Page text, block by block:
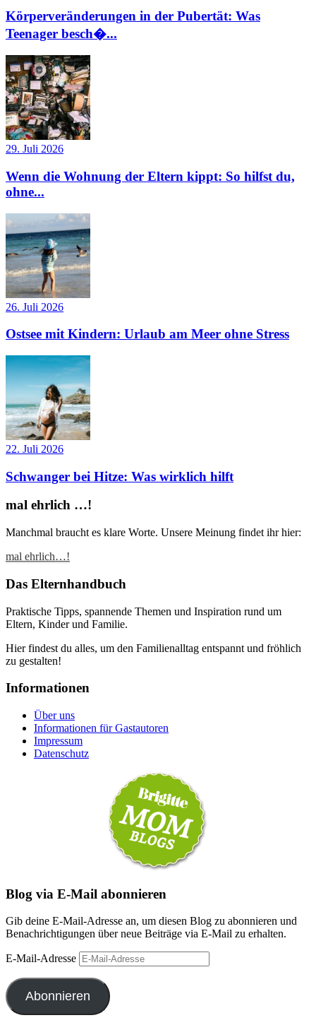
Körperveränderungen in der Pubertät: Was
Teenager besch�...
29. Juli 2026
Wenn die Wohnung der Eltern kippt: So hilfst du,
ohne...
26. Juli 2026
Ostsee mit Kindern: Urlaub am Meer ohne Stress
22. Juli 2026
Schwanger bei Hitze: Was wirklich hilft
mal ehrlich …!
Manchmal braucht es klare Worte. Unsere Meinung findet ihr hier:
mal ehrlich…!
Das Elternhandbuch
Praktische Tipps, spannende Themen und Inspiration rund um
Eltern, Kinder und Familie.
Hier findest du alles, um den Familienalltag entspannt und fröhlich
zu gestalten!
Informationen
Über uns
Informationen für Gastautoren
Impressum
Datenschutz
Blog via E-Mail abonnieren
Gib deine E-Mail-Adresse an, um diesen Blog zu abonnieren und
Benachrichtigungen über neue Beiträge via E-Mail zu erhalten.
E-Mail-Adresse
Abonnieren